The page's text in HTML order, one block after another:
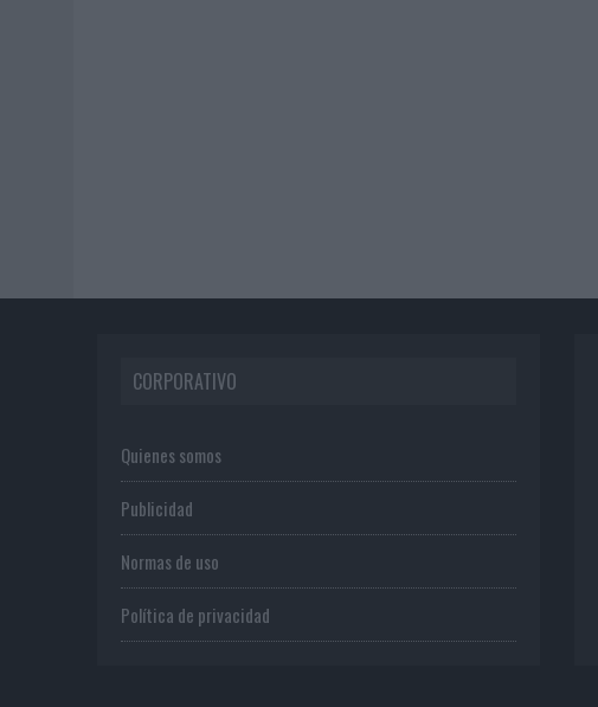
CORPORATIVO
Quienes somos
Publicidad
Normas de uso
Política de privacidad